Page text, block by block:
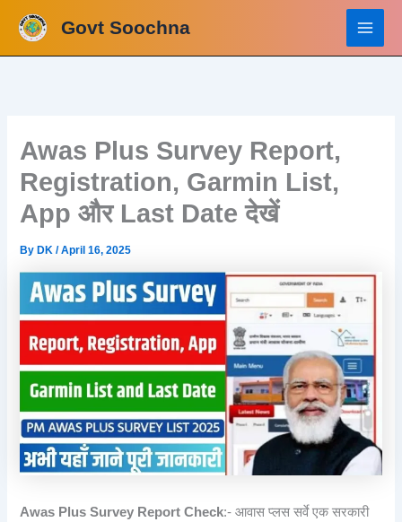
content
Govt Soochna
Awas Plus Survey Report,
Registration, Garmin List,
App और Last Date देखें
By DK/April 16, 2025
Awas Plus Survey Report Check:- आवास प्लस सर्वे एक सरकारी